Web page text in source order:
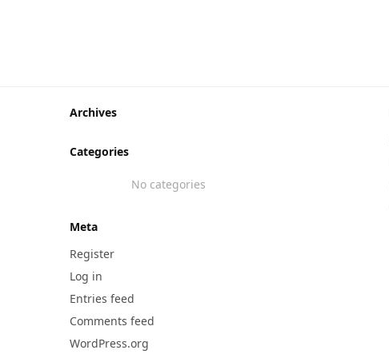
Archives
Categories
No categories
Meta
Register
Log in
Entries feed
Comments feed
WordPress.org